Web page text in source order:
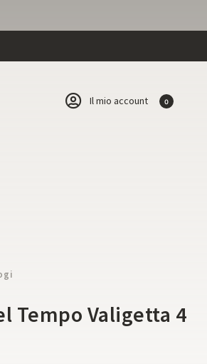
Il mio account 0
Tempo Valigetta 4